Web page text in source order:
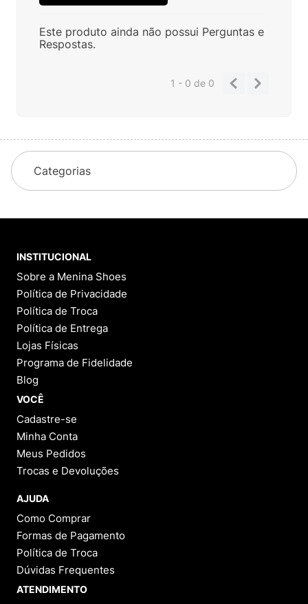
Este produto ainda não possui Perguntas e
Respostas.
1 - 0de 0
Categorias
INSTITUCIONAL
Sobre a Menina Shoes
Política de Privacidade
Política de Troca
Política de Entrega
Lojas Físicas
Programa de Fidelidade
Blog
VOCÊ
Cadastre-se
Minha Conta
Meus Pedidos
Trocas e Devoluções
AJUDA
Como Comprar
Formas de Pagamento
Política de Troca
Dúvidas Frequentes
ATENDIMENTO